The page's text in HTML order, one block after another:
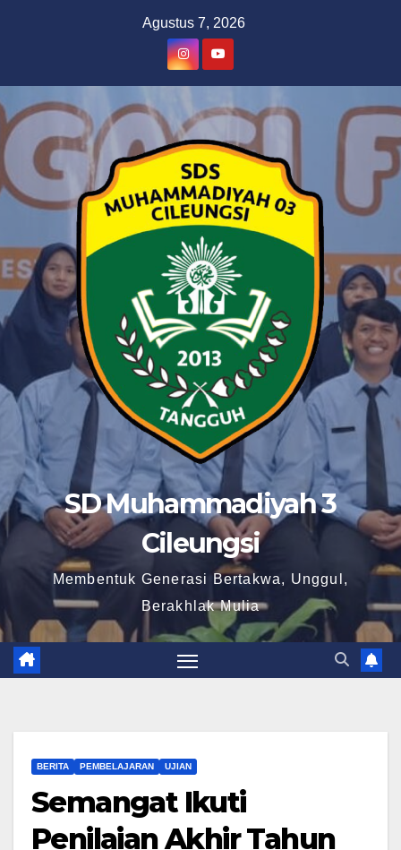
Agustus 7, 2026
SD Muhammadiyah 3
Cileungsi
Membentuk Generasi Bertakwa, Unggul,
Berakhlak Mulia
BERITA PEMBELAJARAN UJIAN
Semangat Ikuti
Penilaian Akhir Tahun